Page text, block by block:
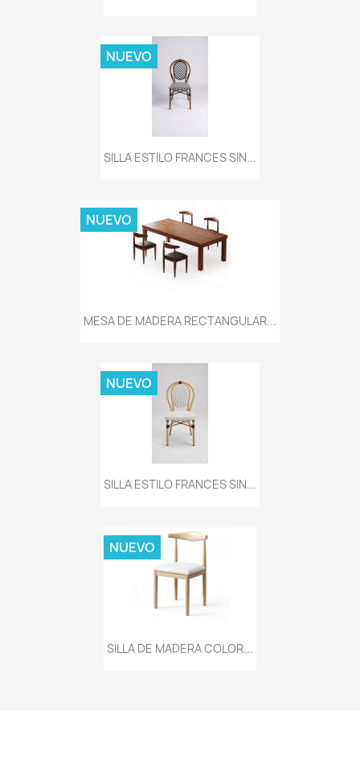
SILLA ESTILO FRANCES SIN...
NUEVO
MESA DE MADERA RECTANGULAR...
NUEVO
SILLA ESTILO FRANCES SIN...
NUEVO
SILLA DE MADERA COLOR...
NUEVO